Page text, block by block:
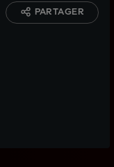
PARTAGER